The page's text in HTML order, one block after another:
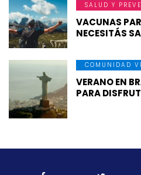
SALUD Y
VACUNAS
NECESITÁS
COMUNIDAD
VERANO EN
PARA